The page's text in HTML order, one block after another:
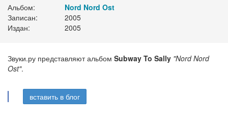
Альбом:
Nord Nord Ost
Записан:
2005
Издан:
2005
Звуки.ру представляют альбом Subway To Sally "Nord Nord
Ost".
вставить в блог